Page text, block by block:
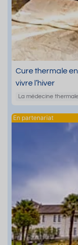
Cure thermale
vivre l’hiver
La médecine